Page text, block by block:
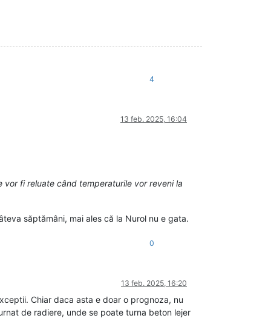
4
13 feb. 2025, 16:04
vor fi reluate când temperaturile vor reveni la
săptămâni, mai ales că la Nurol nu e gata.
0
13 feb. 2025, 16:20
Chiar daca asta e doar o prognoza, nu
de radiere, unde se poate turna beton lejer